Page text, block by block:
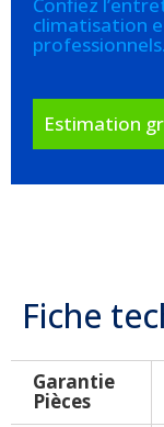
climatisation
professionnels.
Estimation
Fiche
Garantie
Pièces